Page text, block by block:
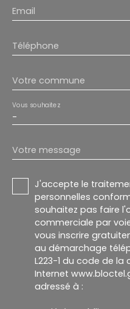
Email
Téléphone
Votre commune
-
Vous souhaitez
Votre message
J'accepte le
personnelles
souhaitez pas faire
commerciale par
vous inscrire
au démarchage
L223-1 du code de
Internet
adressé à :